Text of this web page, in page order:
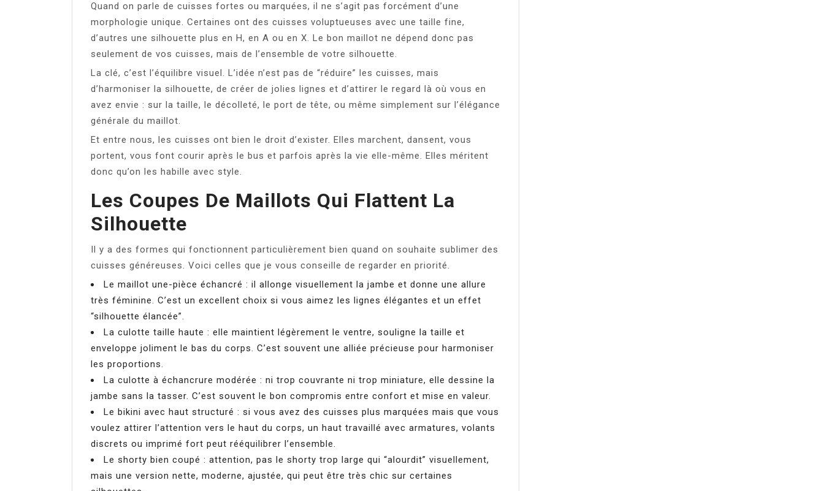
Quand on parle de cuisses fortes ou marquées, il ne s’agit pas forcément d’une
morphologie unique. Certaines ont des cuisses voluptueuses avec une taille fine,
d’autres une silhouette plus en H, en A ou en X. Le bon maillot ne dépend donc pas
seulement de vos cuisses, mais de l’ensemble de votre silhouette.
La clé, c’est l’équilibre visuel. L’idée n’est pas de “réduire” les cuisses, mais
d’harmoniser la silhouette, de créer de jolies lignes et d’attirer le regard là où vous en
avez envie : sur la taille, le décolleté, le port de tête, ou même simplement sur l’élégance
générale du maillot.
Et entre nous, les cuisses ont bien le droit d’exister. Elles marchent, dansent, vous
portent, vous font courir après le bus et parfois après la vie elle-même. Elles méritent
donc qu’on les habille avec style.
Les Coupes De Maillots Qui Flattent La
Silhouette
Il y a des formes qui fonctionnent particulièrement bien quand on souhaite sublimer des
cuisses généreuses. Voici celles que je vous conseille de regarder en priorité.
Le maillot une-pièce échancré : il allonge visuellement la jambe et donne une allure
très féminine. C’est un excellent choix si vous aimez les lignes élégantes et un effet
“silhouette élancée”.
La culotte taille haute : elle maintient légèrement le ventre, souligne la taille et
enveloppe joliment le bas du corps. C’est souvent une alliée précieuse pour harmoniser
les proportions.
La culotte à échancrure modérée : ni trop couvrante ni trop miniature, elle dessine la
jambe sans la tasser. C’est souvent le bon compromis entre confort et mise en valeur.
Le bikini avec haut structuré : si vous avez des cuisses plus marquées mais que vous
voulez attirer l’attention vers le haut du corps, un haut travaillé avec armatures, volants
discrets ou imprimé fort peut rééquilibrer l’ensemble.
Le shorty bien coupé : attention, pas le shorty trop large qui “alourdit” visuellement,
mais une version nette, moderne, ajustée, qui peut être très chic sur certaines